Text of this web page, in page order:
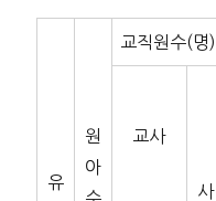
유
원
아
교직원수(명)
교사
사